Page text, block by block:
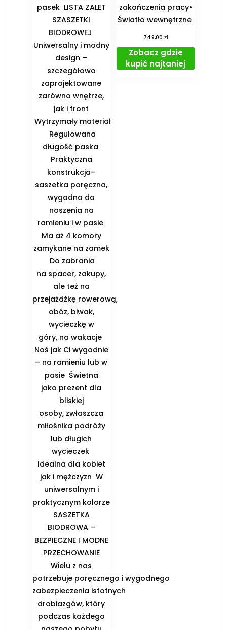
pasek ️ LISTA ZALET
SZASZETKI
BIODROWEJ ️
Uniwersalny i modny
design –
szczegółowo
zaprojektowane
zarówno wnętrze,
jak i front
️ Wytrzymały materiał
️ Regulowana
długość paska ️
Praktyczna
konstrukcja–
saszetka poręczna,
wygodna do
noszenia na
ramieniu i w pasie ️
Ma aż 4 komory
zamykane na zamek
️ Do zabrania
na spacer, zakupy,
ale też na
przejażdżkę rowerową,
obóz, biwak,
wycieczkę w
góry, na wakacje ️
Noś jak Ci wygodnie
– na ramieniu lub w
pasie ️ Świetna
jako prezent dla
bliskiej
osoby, zwłaszcza
miłośnika podróży
lub długich
wycieczek ️
Idealna dla kobiet
jak i mężczyzn ️ W
uniwersalnym i
praktycznym kolorze
️SASZETKA
BIODROWA –
BEZPIECZNE I MODNE
PRZECHOWANIE️
Wielu z nas
potrzebuje poręcznego i wygodnego
zabezpieczenia istotnych
drobiazgów, który
podczas każdego
zakończenia pracy•
Światło wewnętrzne
749,00 zł
Zobacz gdzie
kupić najtaniej